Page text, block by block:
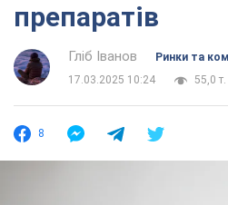
препаратів
Гліб Іванов
Ринки та
17.03.2025 10:24
55,0 т.
8